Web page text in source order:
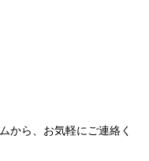
から、お気軽にご連絡く